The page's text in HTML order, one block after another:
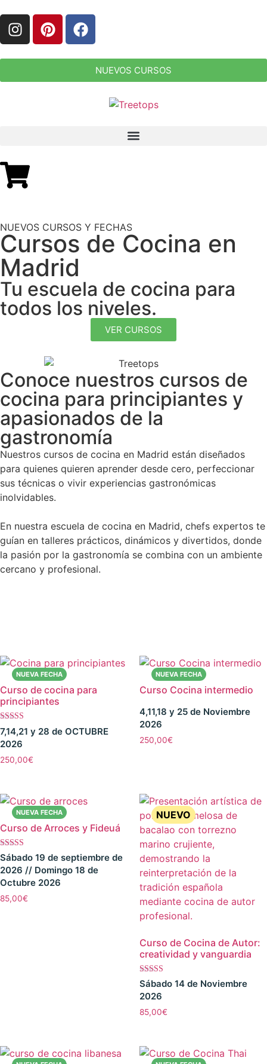
NUEVOS CURSOS
NUEVOS CURSOS Y FECHAS
Cursos de Cocina en
Madrid
Tu escuela de cocina para
todos los niveles.
VER CURSOS
Conoce nuestros cursos de
cocina para principiantes y
apasionados de la
gastronomía
Nuestros cursos de cocina en Madrid están diseñados
para quienes quieren aprender desde cero, perfeccionar
sus técnicas o vivir experiencias gastronómicas
inolvidables.
En nuestra escuela de cocina en Madrid, chefs expertos te
guían en talleres prácticos, dinámicos y divertidos, donde
la pasión por la gastronomía se combina con un ambiente
cercano y profesional.
Curso de cocina para
principiantes
Valorado con
5.00
de 5
7,14,21 y 28 de OCTUBRE
2026
250,00€
Curso Cocina intermedio
4,11,18 y 25 de Noviembre
2026
250,00€
Curso de Arroces y Fideuá
Valorado con
5.00
de 5
Sábado 19 de septiembre de
2026 // Domingo 18 de
Octubre 2026
85,00€
Curso de Cocina de Autor:
creatividad y vanguardia
Valorado con
5.00
de 5
Sábado 14 de Noviembre
2026
85,00€